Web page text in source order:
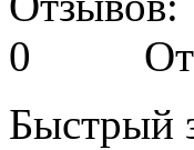
Быстрый